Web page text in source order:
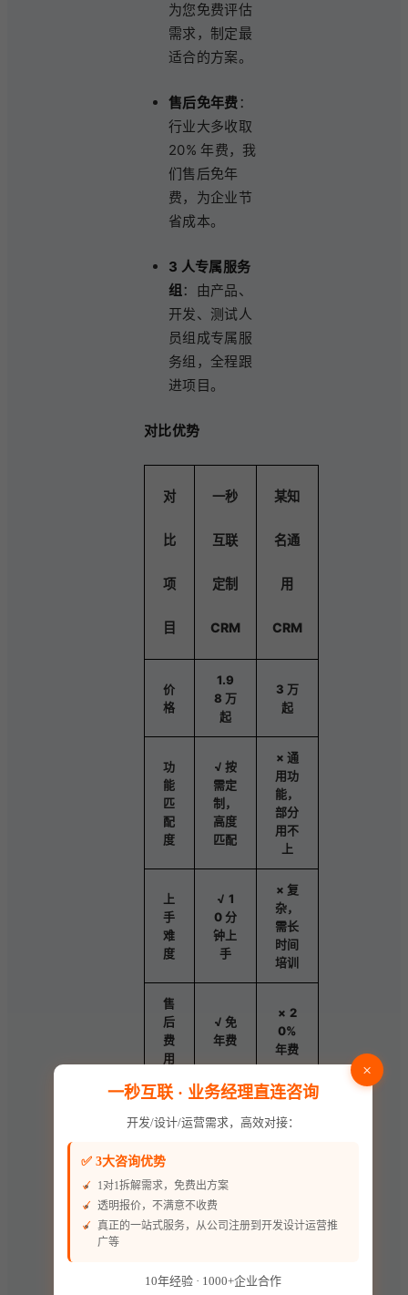
为您免费评估
需求，制定最
适合的方案。
售后免年费 ：
行业大多收取
20% 年费，我
们售后免年
费，为企业节
省成本。
3 人专属服务
组：由产品、
开发、测试人
员组成专属服
务组，全程跟
进项目。
对比优势
对
比
项
目
一秒
互联
定制
CRM
某知
名通
用
CRM
价
格
1.9
8 万
起
3 万
起
功
能
匹
配
度
√ 按
需定
制，
高度
匹配
× 通
用功
能，
部分
用不
上
上
手
难
度
√ 1
0 分
钟上
手
× 复
杂，
需长
时间
培训
售
后
费
用
√ 免
年费
× 2
0%
年费
升
级
活
性
活定
定升
通过对比可以明显
制 CRM 在价格、
×
一秒互联 · 业务经理直连咨询
开发/设计/运营需求，高效对接：
✅ 3大咨询优势
1对1拆解需求，免费出方案
透明报价，不满意不收费
真正的一站式服务，从公司注册到开发设计运营推
广等
10年经验 · 1000+企业合作